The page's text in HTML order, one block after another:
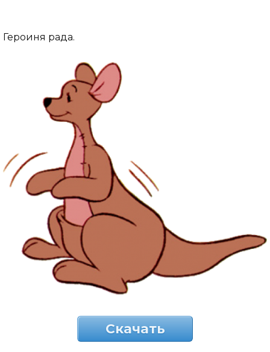
Героиня рада.
Скачать